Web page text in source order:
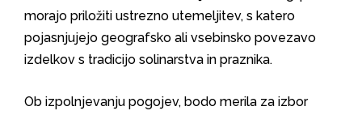
morajo priložiti ustrezno utemeljitev, s katero
pojasnjujejo geografsko ali vsebinsko povezavo
izdelkov s tradicijo solinarstva in praznika.
Ob izpolnjevanju pogojev, bodo merila za izbor